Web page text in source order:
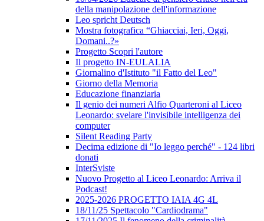
della manipolazione dell'informazione
Leo spricht Deutsch
Mostra fotografica “Ghiacciai, Ieri, Oggi,
Domani..?»
Progetto Scopri l'autore
Il progetto IN-EULALIA
Giornalino d'Istituto "il Fatto del Leo"
Giorno della Memoria
Educazione finanziaria
Il genio dei numeri Alfio Quarteroni al Liceo
Leonardo: svelare l'invisibile intelligenza dei
computer
Silent Reading Party
Decima edizione di "Io leggo perché" - 124 libri
donati
InterSviste
Nuovo Progetto al Liceo Leonardo: Arriva il
Podcast!
2025-2026 PROGETTO IAIA 4G 4L
18/11/25 Spettacolo "Cardiodrama"